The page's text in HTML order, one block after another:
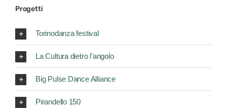
Progetti
Torinodanza festival
La Cultura dietro l'angolo
Big Pulse Dance Alliance
Pirandello 150